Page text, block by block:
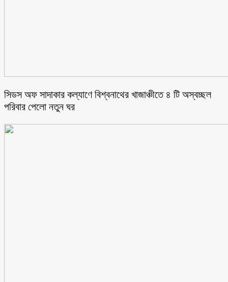
সিডস অফ সাদাকার কল্যাণে বিশ্বনাথের খাজাঞ্চীতে ৪ টি অস্বচ্ছল
পরিবার পেলো নতুন ঘর